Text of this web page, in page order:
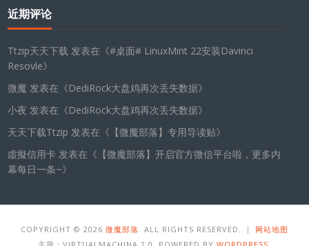
近期评论
Ttzip天天下载 发表在《#桌面# LinuxMint 22安装Davinci
Resovle》
微魔 发表在《DediRock大盘鸡再次丢失数据》
小夜 发表在《DediRock大盘鸡再次丢失数据》
天天下载Ttzip 发表在《 【微魔部落】专用导读贴》
虛擬信用卡 发表在《 【微魔部落】开启官方微信平台啦，更多内
幕每日一条~》
COPYRIGHT © 2026 微魔部落. ALL RIGHTS RESERVED. ｜ 网站地图